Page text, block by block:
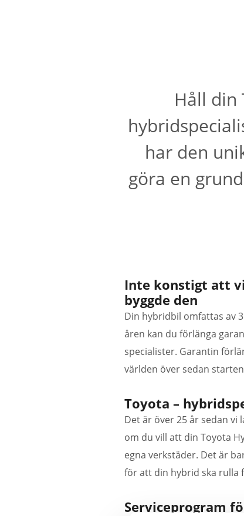
Håll
har den
göra en
Inte konstigt att
byggde den
Din hybridbil omfattas av
åren kan du förlänga
specialister. Garantin
världen över sedan
Toyota –
Det är över 25 år sedan
om du vill att din Toyota
egna verkstäder. Det är
för att din hybrid ska rulla
Serviceprogram